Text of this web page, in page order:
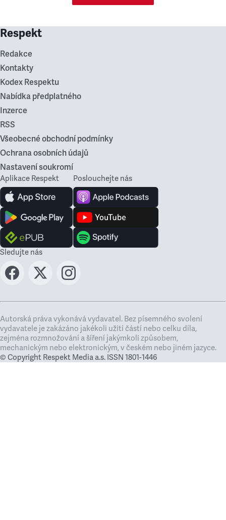
Respekt
Redakce
Kontakty
Kodex Respektu
Nabídka předplatného
Inzerce
RSS
Všeobecné obchodní podmínky
Ochrana osobních údajů
Nastavení soukromí
Aplikace Respekt Poslouchejte nás
Sledujte nás
Autorská práva vykonává vydavatel. Bez písemného svolení
vydavatele je zakázáno jakékoli užití částí nebo celku díla,
zejména rozmnožování a šíření jakýmkoli způsobem,
mechanickým nebo elektronickým, v českém nebo jiném jazyce.
© Copyright Respekt Media a.s. ISSN 1801-1446